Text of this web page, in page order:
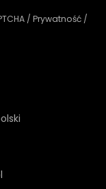
/ Prywatność /